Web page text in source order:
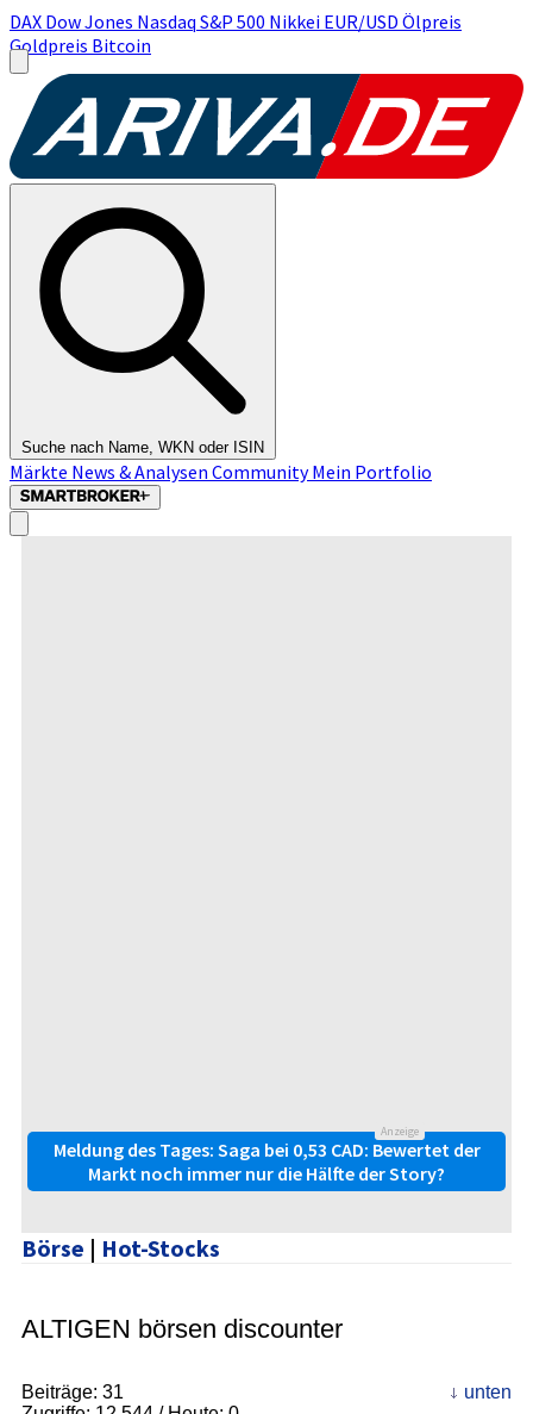
DAX Dow Jones Nasdaq S&P 500 Nikkei EUR/USD Ölpreis
Goldpreis Bitcoin
Suche nach Name, WKN oder ISIN
Märkte News & Analysen CommunityMein Portfolio
Anzeige
Meldung des Tages: Saga bei 0,53 CAD: Bewertet der
Markt noch immer nur die Hälfte der Story?
Börse | Hot-Stocks
ALTIGEN börsen discounter
Beiträge: 31
unten